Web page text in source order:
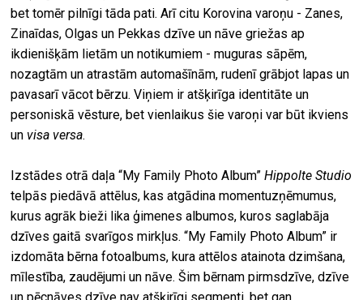
bet tomēr pilnīgi tāda pati. Arī citu Korovina varoņu - Zanes,
Zinaīdas, Olgas un Pekkas dzīve un nāve griežas ap
ikdienišķām lietām un notikumiem - muguras sāpēm,
nozagtām un atrastām automašīnām, rudenī grābjot lapas un
pavasarī vācot bērzu. Viņiem ir atšķirīga identitāte un
personiskā vēsture, bet vienlaikus šie varoņi var būt ikviens
un visa versa.
Izstādes otrā daļa “My Family Photo Album”Hippolte Studio
telpās piedāvā attēlus, kas atgādina momentuzņēmumus,
kurus agrāk bieži lika ģimenes albumos, kuros saglabāja
dzīves gaitā svarīgos mirkļus. “My Family Photo Album” ir
izdomāta bērna fotoalbums, kura attēlos atainota dzimšana,
mīlestība, zaudējumi un nāve. Šim bērnam pirmsdzīve, dzīve